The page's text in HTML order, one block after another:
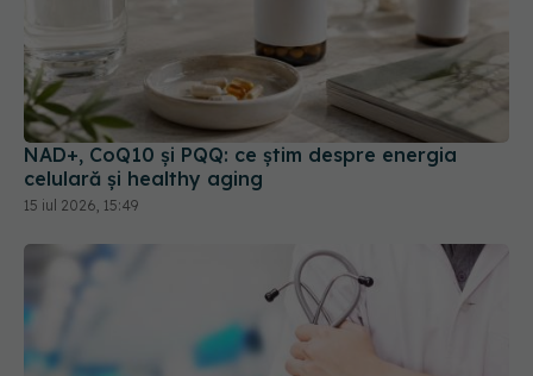
NAD+, CoQ10 și PQQ: ce știm despre energia
celulară și healthy aging
15 iul 2026, 15:49